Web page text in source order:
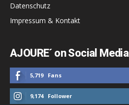
Datenschutz
Impressum & Kontakt
AJOURE´ on Social Media
5,719 Fans
9,174 Follower